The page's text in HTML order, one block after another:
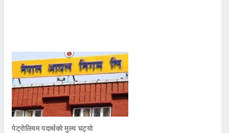
पेट्रोलियम पदार्थको मुल्य घट्यो